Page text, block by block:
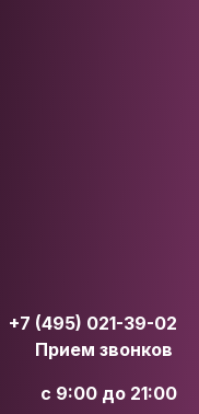
+7 (495) 021-39-02
Прием звонков
с 9:00 до 21:00